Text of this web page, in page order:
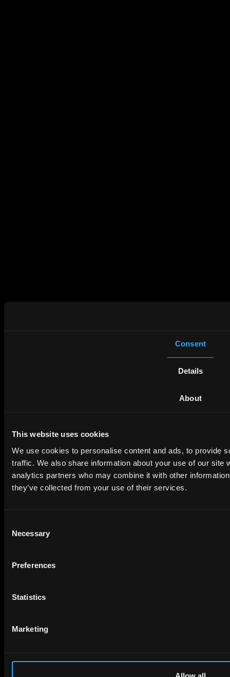
Consent
Details
About
This website uses cookies
We use cookies to personalise content and ads, to provide
traffic. We also share information about your use of our site
analytics partners who may combine it with other
they’ve collected from your use of their services.
Selection
Necessary
Preferences
Statistics
Marketing